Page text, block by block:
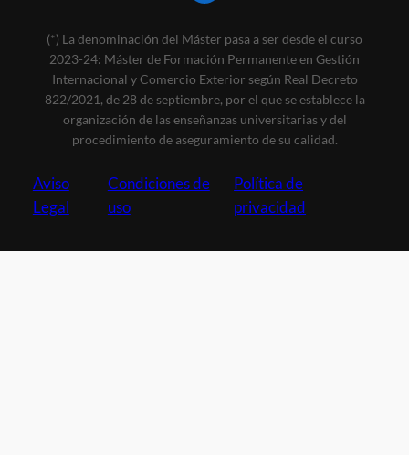
(*) La denominación del Máster pasa a ser desde el curso
2023-24: Máster de Formación Permanente en Gestión
Internacional y Comercio Exterior según Real Decreto
822/2021, de 28 de septiembre, por el que se establece la
organización de las enseñanzas universitarias y del
procedimiento de aseguramiento de su calidad.
Aviso
Legal
Condiciones de
uso
Política de
privacidad